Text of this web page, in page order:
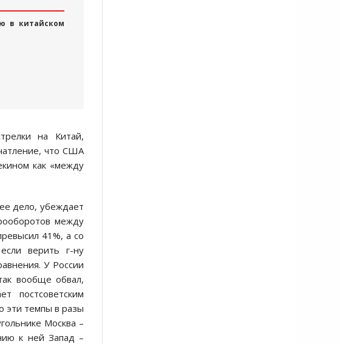
в китайском
на Китай,
что США
как «между
дело, убеждает
между
41%, а со
верить г-ну
У России
вообще обвал,
постсоветским
эти темпы в разы
Москва –
к ней Запад –